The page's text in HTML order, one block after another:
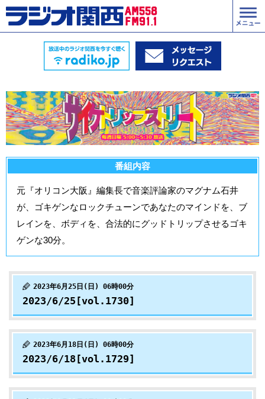
番組内容
元『オリコン大阪』編集長で音楽評論家のマグナム石井
が、ゴキゲンなロックチューンであなたのマインドを、ブ
レインを、ボディを、合法的にグッドトリップさせるゴキ
ゲンな30分。
2023年6月25日(日) 06時00分
2023/6/25[vol.1730]
2023年6月18日(日) 06時00分
2023/6/18[vol.1729]